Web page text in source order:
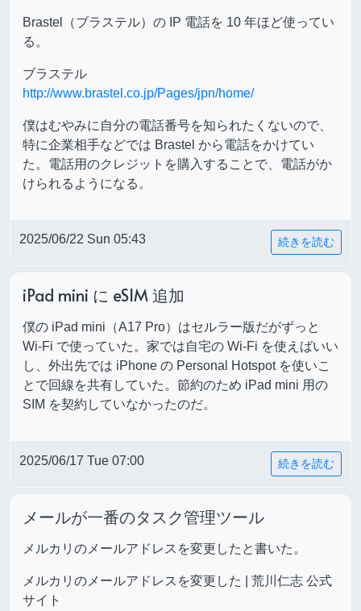
Brastel（ブラステル）の IP 電話を 10 年ほど使ってい
る。
ブラステル
http://www.brastel.co.jp/Pages/jpn/home/
僕はむやみに自分の電話番号を知られたくないので、
特に企業相手などでは Brastel から電話をかけてい
た。電話用のクレジットを購入することで、電話がか
けられるようになる。
2025/06/22 Sun 05:43 続きを読む
iPad mini に eSIM 追加
僕の iPad mini（A17 Pro）はセルラー版だがずっと
Wi-Fi で使っていた。家では自宅の Wi-Fi を使えばいい
し、外出先では iPhone の Personal Hotspot を使いこ
とで回線を共有していた。節約のため iPad mini 用の
SIM を契約していなかったのだ。
2025/06/17 Tue 07:00 続きを読む
メールが一番のタスク管理ツール
メルカリのメールアドレスを変更したと書いた。
メルカリのメールアドレスを変更した | 荒川仁志 公式
サイト